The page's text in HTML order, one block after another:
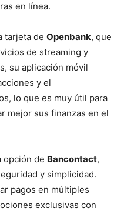
en línea.
tarjeta de Openbank, que
de streaming y
su aplicación móvil
y el
lo que es muy útil para
mejor sus finanzas en el
opción de Bancontact,
y simplicidad.
pagos en múltiples
exclusivas con